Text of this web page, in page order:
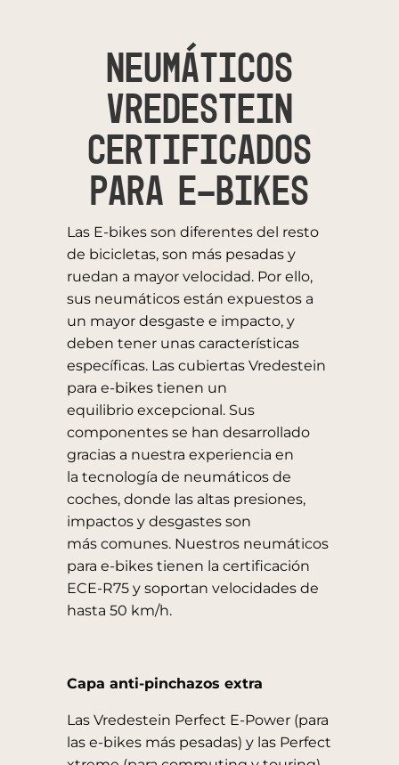
NEUMÁTICOS
VREDESTEIN
CERTIFICADOS
PARA E-BIKES
Las E-bikes son diferentes del resto
de bicicletas, son más pesadas y
ruedan a mayor velocidad. Por ello,
sus neumáticos están expuestos a
un mayor desgaste e impacto, y
deben tener unas características
específicas. Las cubiertas Vredestein
para e-bikes tienen un
equilibrio excepcional. Sus
componentes se han desarrollado
gracias a nuestra experiencia en
la tecnología de neumáticos de
coches, donde las altas presiones,
impactos y desgastes son
más comunes. Nuestros neumáticos
para e-bikes tienen la certificación
ECE-R75 y soportan velocidades de
hasta 50 km/h.
Capa anti-pinchazos extra
Las Vredestein Perfect E-Power (para
las e-bikes más pesadas) y las Perfect